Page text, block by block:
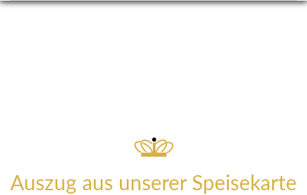
Auszug aus unserer Speisekarte